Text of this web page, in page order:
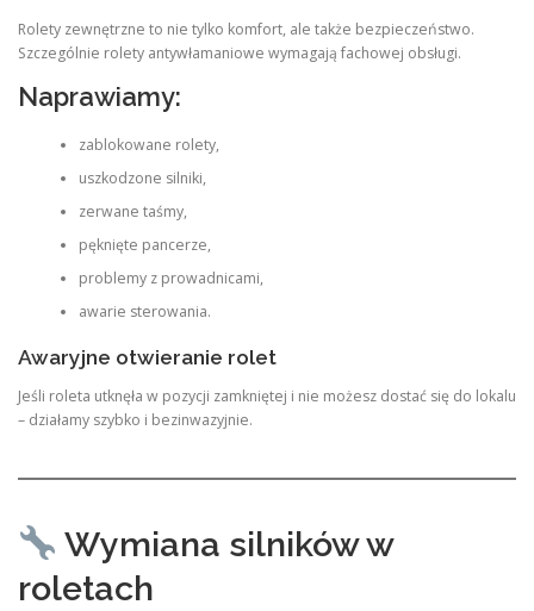
Rolety zewnętrzne to nie tylko komfort, ale także bezpieczeństwo.
Szczególnie rolety antywłamaniowe wymagają fachowej obsługi.
Naprawiamy:
zablokowane rolety,
uszkodzone silniki,
zerwane taśmy,
pęknięte pancerze,
problemy z prowadnicami,
awarie sterowania.
Awaryjne otwieranie rolet
Jeśli roleta utknęła w pozycji zamkniętej i nie możesz dostać się do lokalu
– działamy szybko i bezinwazyjnie.
Wymiana silników w
roletach